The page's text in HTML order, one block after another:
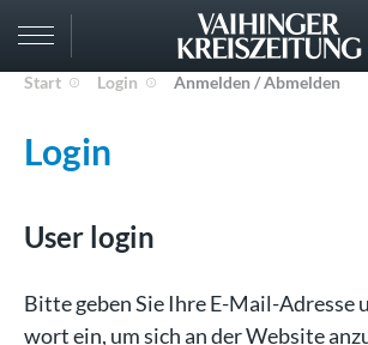
Start Login Anmelden / Abmelden
Login
User login
Bit­te ge­ben Sie Ih­re E-Mail-Adresse
wort ein, um sich an der Web­site